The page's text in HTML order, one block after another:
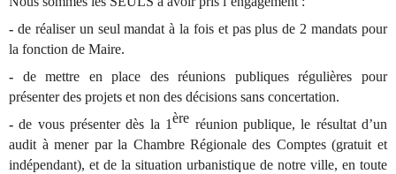
- de réaliser un seul mandat à la fois et pas plus de 2 mandats pour
la fonction de Maire.
- de mettre en place des réunions publiques régulières pour
présenter des projets et non des décisions sans concertation.
- de vous présenter dès la 1ère réunion publique, le résultat d’un
audit à mener par la Chambre Régionale des Comptes (gratuit et
indépendant), et de la situation urbanistique de notre ville, en toute